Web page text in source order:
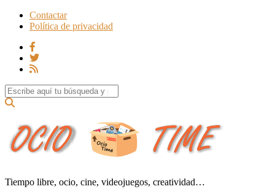
Contactar
Política de privacidad
Search for:
Tiempo libre, ocio, cine, videojuegos, creatividad…